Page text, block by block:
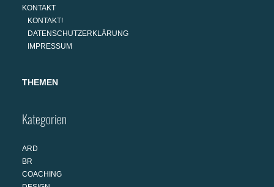
KONTAKT
KONTAKT!
DATENSCHUTZERKLÄRUNG
IMPRESSUM
THEMEN
Kategorien
ARD
BR
COACHING